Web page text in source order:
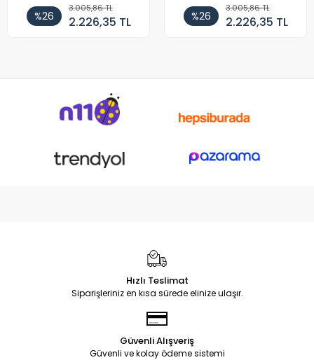
%26
3.005,86 TL
2.226,35 TL %26
3.005,86 TL
2.226,35 TL
Hızlı Teslimat
Siparişleriniz en kısa sürede elinize ulaşır.
Güvenli Alışveriş
Güvenli ve kolay ödeme sistemi